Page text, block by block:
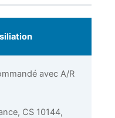
avec A/R
CS 10144,